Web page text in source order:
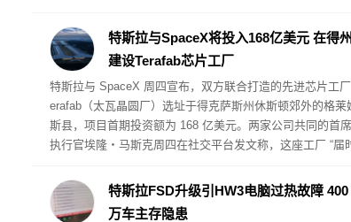
特斯拉与SpaceX将投入168亿美元 在得州
建设Terafab芯片工厂
特斯拉与 SpaceX 周四宣布，双方联合打造的先进芯片工
erafab（太瓦晶圆厂）选址于得克萨斯州休斯顿郊外的格莱
斯县，项目首期投资额为 168 亿美元。两家公司共同的首席
执行官埃隆・马斯克周四在社交平台发文称，这座工厂 “届
eX 披露，厂区规划制造面积超 1 亿平方英尺。
特斯拉FSD升级引HW3电脑过热故障 400
万车主存隐患